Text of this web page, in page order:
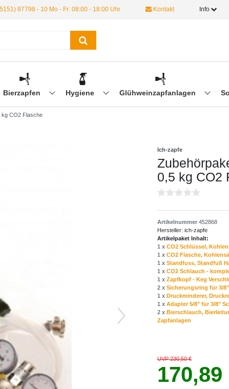
87798 - 10 Mo - Fr: 08:00 - 18:00 Uhr Kontakt Info
Bierzapfen Hygiene Glühweinzapfanlagen
kg CO2 Flasche
Ich-zapfe
0,5 kg CO2
Artikelnummer 452868
Hersteller: ich-zapfe
Artikelpaket Inhalt:
1 x CO2 Schlüssel,
1 x CO2 Flasche,
1 x Standfuss, Standfuß
1 x CO2 Schlauch -
1 x Zapfkopf - Keg
2 x Sicherungsring für 3/
1 x Druckminderer,
1 x Adapter 5/8" für 3/8"
2 x Bierschlauch,
Zapfanlagen
UVP 230,50 €
170,89